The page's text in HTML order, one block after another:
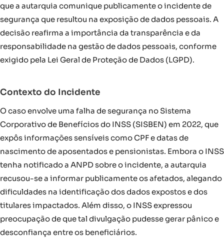
que a autarquia comunique publicamente o incidente de
segurança que resultou na exposição de dados pessoais. A
decisão reafirma a importância da transparência e da
responsabilidade na gestão de dados pessoais, conforme
exigido pela Lei Geral de Proteção de Dados (LGPD).
Contexto do Incidente
O caso envolve uma falha de segurança no Sistema
Corporativo de Benefícios do INSS (SISBEN) em 2022, que
expôs informações sensíveis como CPF e datas de
nascimento de aposentados e pensionistas. Embora o INSS
tenha notificado a ANPD sobre o incidente, a autarquia
recusou-se a informar publicamente os afetados, alegando
dificuldades na identificação dos dados expostos e dos
titulares impactados. Além disso, o INSS expressou
preocupação de que tal divulgação pudesse gerar pânico e
desconfiança entre os beneficiários.